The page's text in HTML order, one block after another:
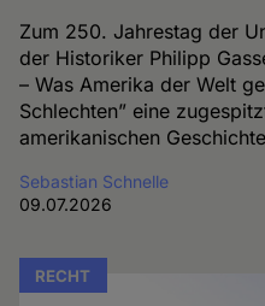
Zum 250. Jahrestag der
der Historiker Philipp
– Was Amerika der Welt
Schlechten” eine
amerikanischen
Sebastian Schnelle
09.07.2026
RECHT